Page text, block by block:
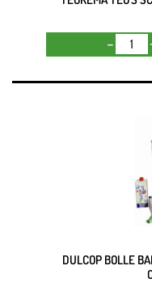
DULCOP BOLLE